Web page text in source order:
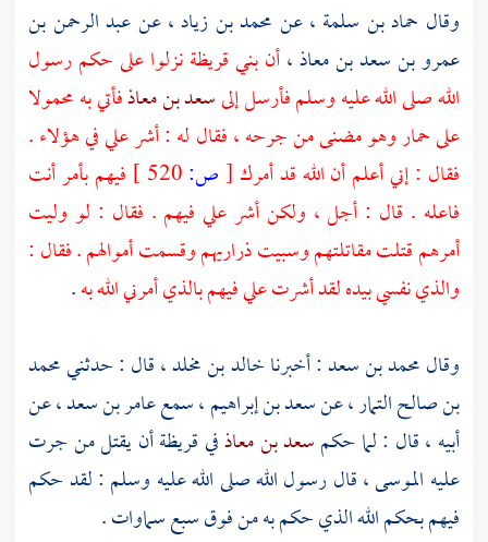
وقال حماد بن سلمة ،عن محمد بن زياد ،عنعبد الرحمن بن
عمرو بن سعد بن معاذ ،أنبني قريظةنزلوا على حكم رسول
الله صلى الله عليه وسلم فأرسل إلىسعد بن معاذفأتي به محمولا
على حمار وهو مضنى من جرحه ، فقال له : أشر علي في هؤلاء .
فقال : إني أعلم أن الله قد أمرك [ص:
فيهم بأمر أنت
فاعله . قال : أجل ، ولكن أشر علي فيهم . فقال : لو وليت
أمرهم قتلت مقاتلتهم وسبيت ذراريهم وقسمت أموالهم . فقال :
والذي نفسي بيده لقد أشرت علي فيهم بالذي أمرني الله به.
وقالمحمد بن سعد: أخبرناخالد بن مخلد ،قال : حدثنيمحمد
بن صالح التمار ،عنسعد بن إبراهيم ،سمععامر بن سعد ،عن
أبيه ، قال : لما حكمسعد بن معاذفيقريظةأن يقتل من جرت
عليه الموسى ، قال رسول الله صلى الله عليه وسلم : لقد حكم
فيهم بحكم الله الذي حكم به من فوق سبع سماوات .